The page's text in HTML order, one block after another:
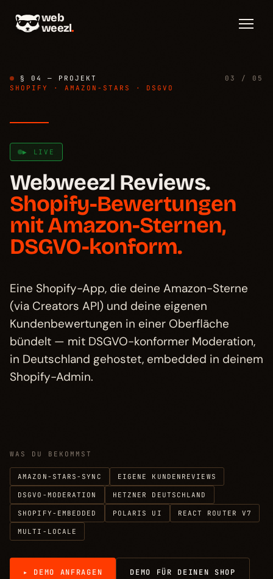
web
weezl.
§ 03 Architektur & DSGVO →
§ 04 Für wen
§ 05 Preise →
§ 06 FAQ →
Andere Projekte →
§ 04 — PROJEKT
03 / 05
SHOPIFY · AMAZON-STARS · DSGVO
▶ LIVE
Webweezl Reviews.
Shopify-Bewertungen
mit Amazon-Sternen,
DSGVO-konform.
Eine Shopify-App, die deine Amazon-Sterne
(via Creators API) und deine eigenen
Kundenbewertungen in einer Oberfläche
bündelt — mit DSGVO-konformer Moderation,
in Deutschland gehostet, embedded in deinem
Shopify-Admin.
WAS DU BEKOMMST
AMAZON-STARS-SYNC EIGENE KUNDENREVIEWS
DSGVO-MODERATION HETZNER DEUTSCHLAND
SHOPIFY-EMBEDDED POLARIS UI REACT ROUTER V7
MULTI-LOCALE
▸ DEMO ANFRAGEN DEMO FÜR DEINEN SHOP